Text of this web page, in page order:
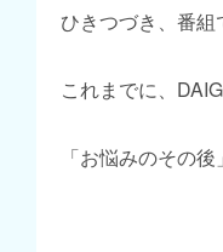
ひきつづき、番
これまでに、
「お悩みのその